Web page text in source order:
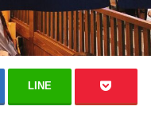
LINE